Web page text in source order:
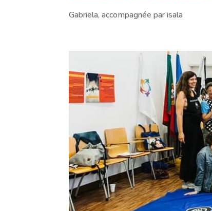
Gabriela, accompagnée par isala